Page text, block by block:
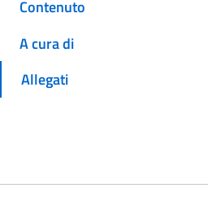
Contenuto
A cura di
Allegati